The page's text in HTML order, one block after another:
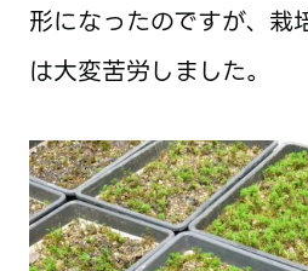
形になったのですが、栽
は大変苦労しました。